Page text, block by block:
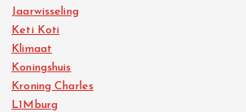
Jaarwisseling
Keti Koti
Klimaat
Koningshuis
Kroning Charles
L1Mburg